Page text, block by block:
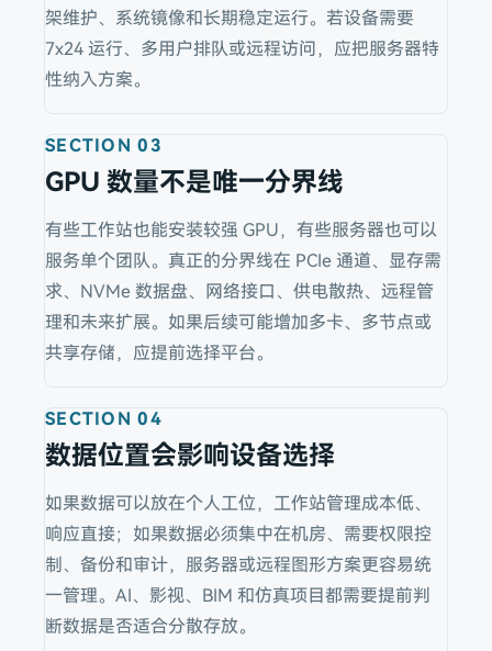
架维护、系统镜像和长期稳定运行。若设备需要
7x24 运行、多用户排队或远程访问，应把服务器特
性纳入方案。
SECTION03
GPU 数量不是唯一分界线
有些工作站也能安装较强 GPU，有些服务器也可以
服务单个团队。真正的分界线在 PCIe 通道、显存需
求、NVMe 数据盘、网络接口、供电散热、远程管
理和未来扩展。如果后续可能增加多卡、多节点或
共享存储，应提前选择平台。
SECTION04
数据位置会影响设备选择
如果数据可以放在个人工位，工作站管理成本低、
响应直接；如果数据必须集中在机房、需要权限控
制、备份和审计，服务器或远程图形方案更容易统
一管理。AI、影视、BIM 和仿真项目都需要提前判
断数据是否适合分散存放。